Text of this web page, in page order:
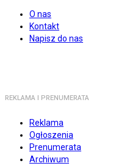
O nas
Kontakt
Napisz do nas
REKLAMA I PRENUMERATA
Reklama
Ogłoszenia
Prenumerata
Archiwum